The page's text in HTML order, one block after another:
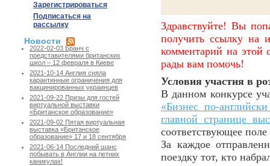
Зарегистрироваться
Подписаться на
рассылку
Новости
2022-02-03 Бранч с
представителями британских
школ – 12 февраля в Киеве
2021-10-14 Англия сняла
карантинные ограничения для
вакцинированных украинцев
2021-09-22 Призы для гостей
виртуальной выставки
«Британское образование»
2021-09-02 Пятая виртуальная
выставка «Британское
образование» 17 и 18 сентября
2021-06-14 Последний шанс
побывать в Англии на летних
каникулах!
Здравствуйте! Вы
получить ссылку на
комментарий на этой
рады вам помочь!
Условия участия в
В данном конкурсе
«Бизнес по-
главной странице
соответствующее
За каждое
поездку тот, кто